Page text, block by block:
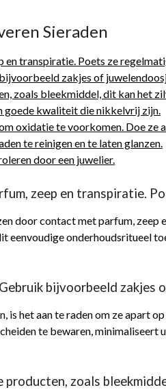
Sieraden
transpiratie. Poets ze
zakjes of
zoals bleekmiddel, dit kan het
goede kwaliteit die nikkelvrij zijn.
oxidatie te voorkomen. Doe ze
te reinigen en te laten glanzen.
door een juwelier.
zeep en transpiratie.
door contact met parfum,
onderhoudsritueel
bijvoorbeeld zakjes
is het aan te raden om ze apart
te bewaren,
zoals